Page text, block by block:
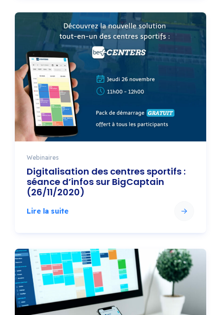
Webinaires
Digitalisation des centres sportifs :
séance d’infos sur BigCaptain
(26/11/2020)
Lire la suite